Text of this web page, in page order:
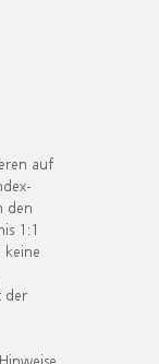
auf
den
1:1
der